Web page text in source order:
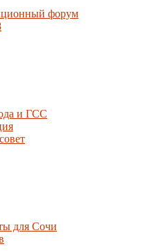
форум
и ГСС
для Сочи